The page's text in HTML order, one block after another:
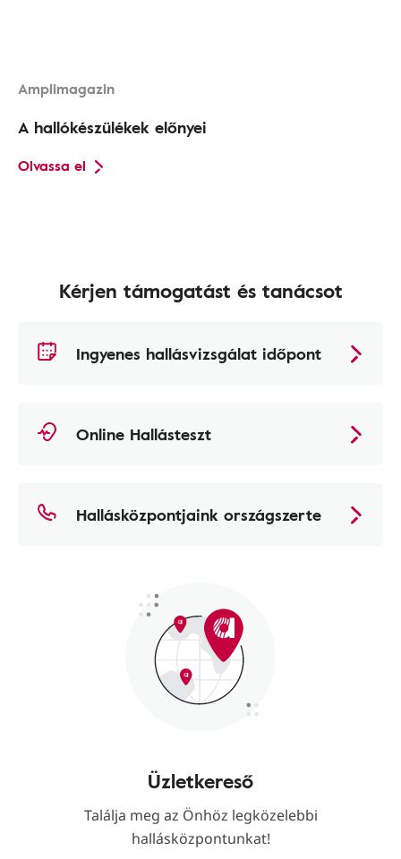
Amplimagazin
A hallókészülékek előnyei
Olvassa el
Kérjen támogatást és tanácsot
Ingyenes hallásvizsgálat időpont
Online Hallásteszt
Hallásközpontjaink országszerte
Üzletkereső
Találja meg az Önhöz legközelebbi
hallásközpontunkat!